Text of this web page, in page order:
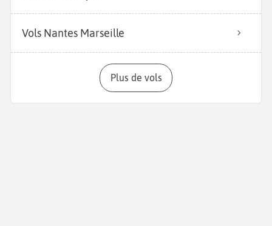
Vols Nantes Marseille
Plus de vols